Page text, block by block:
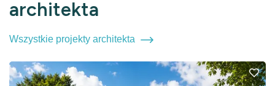
architekta
Wszystkie projekty architekta